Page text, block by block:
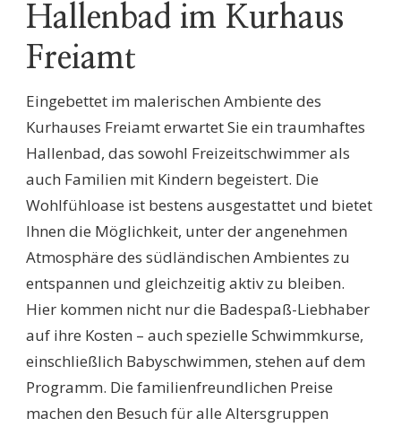
Hallenbad im Kurhaus
Freiamt
Eingebettet im malerischen Ambiente des
Kurhauses Freiamt erwartet Sie ein traumhaftes
Hallenbad, das sowohl Freizeitschwimmer als
auch Familien mit Kindern begeistert. Die
Wohlfühloase ist bestens ausgestattet und bietet
Ihnen die Möglichkeit, unter der angenehmen
Atmosphäre des südländischen Ambientes zu
entspannen und gleichzeitig aktiv zu bleiben.
Hier kommen nicht nur die Badespaß-Liebhaber
auf ihre Kosten – auch spezielle Schwimmkurse,
einschließlich Babyschwimmen, stehen auf dem
Programm. Die familienfreundlichen Preise
machen den Besuch für alle Altersgruppen